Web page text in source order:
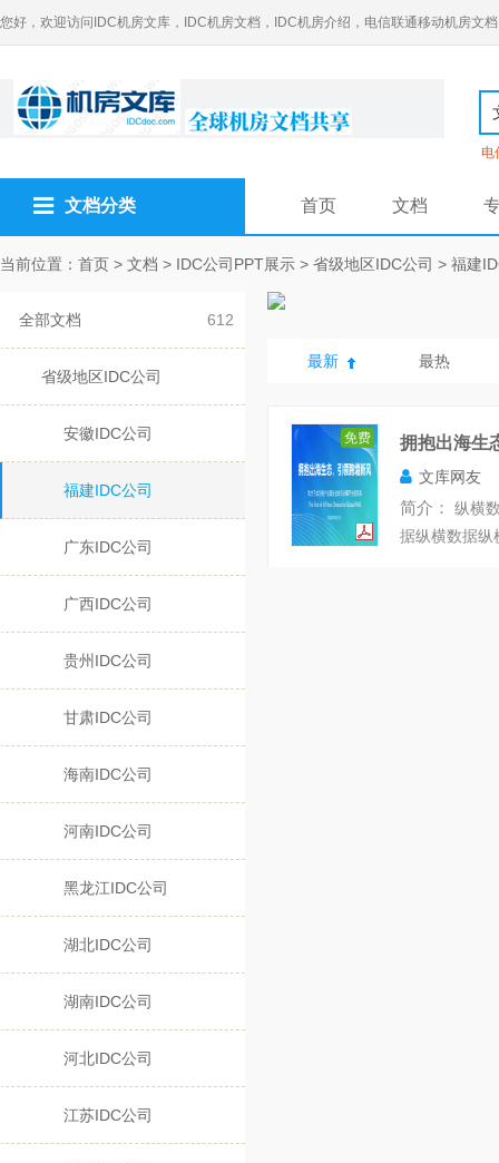
您好，欢迎访问IDC机房文库，IDC机房文档，IDC机房介绍，电信联通移动机房文档
电
文档分类 首页 文档
当前位置： 首页 > 文档 > IDC公司PPT展示 > 省级地区IDC公司 > 福建
全部文档 612
省级地区IDC公司
安徽IDC公司
福建IDC公司
广东IDC公司
广西IDC公司
贵州IDC公司
甘肃IDC公司
海南IDC公司
河南IDC公司
黑龙江IDC公司
湖北IDC公司
湖南IDC公司
河北IDC公司
江苏IDC公司
最新 最热
免费 拥抱出海生
文库网友
简介：
纵横
据 纵横数据